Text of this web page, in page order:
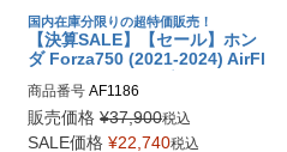
国内在庫分限りの超特価販売！
【決算SALE】【セール】ホン
ダ Forza750 (2021-2024) AirFl
GIVI
商品番号 AF1186
販売価格 ¥37,900税込
SALE価格 ¥22,740税込